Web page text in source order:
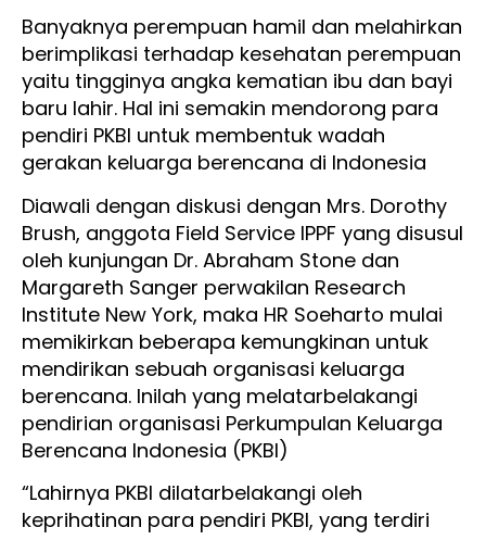
Banyaknya perempuan hamil dan melahirkan
berimplikasi terhadap kesehatan perempuan
yaitu tingginya angka kematian ibu dan bayi
baru lahir. Hal ini semakin mendorong para
pendiri PKBI untuk membentuk wadah
gerakan keluarga berencana di Indonesia
Diawali dengan diskusi dengan Mrs. Dorothy
Brush, anggota Field Service IPPF yang disusul
oleh kunjungan Dr. Abraham Stone dan
Margareth Sanger perwakilan Research
Institute New York, maka HR Soeharto mulai
memikirkan beberapa kemungkinan untuk
mendirikan sebuah organisasi keluarga
berencana. Inilah yang melatarbelakangi
pendirian organisasi Perkumpulan Keluarga
Berencana Indonesia (PKBI)
“Lahirnya PKBI dilatarbelakangi oleh
keprihatinan para pendiri PKBI, yang terdiri